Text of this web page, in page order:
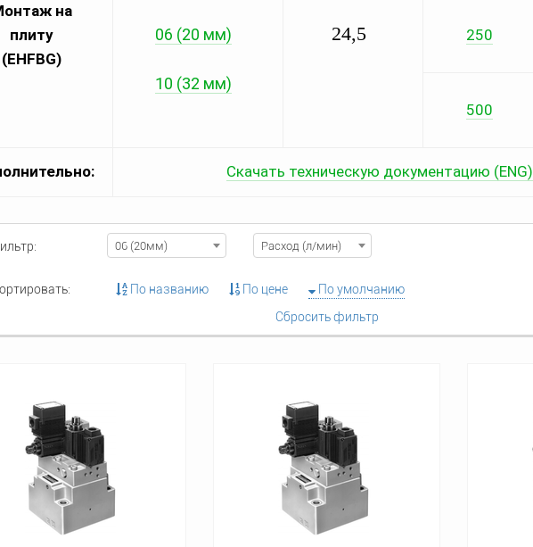
на
плиту
(EHFBG)
06 (20 мм)
10 (32 мм)
24,5 250
500
Скачать техническую документацию (ENG)
06 (20мм) Расход (л/мин)
По названию По цене
По умолчанию
Сбросить фильтр